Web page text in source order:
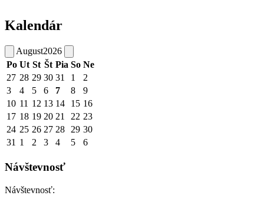
Kalendár
August2026
Po Ut St Št Pia So Ne
27 28 29 30 31 1
2
3
4 5 6 7 8
9
10 11 12 13 14 15 16
17 18 19 20 21 22 23
24 25 26 27 28 29 30
31 1 2 3 4 5 6
Návštevnosť
Návštevnosť: